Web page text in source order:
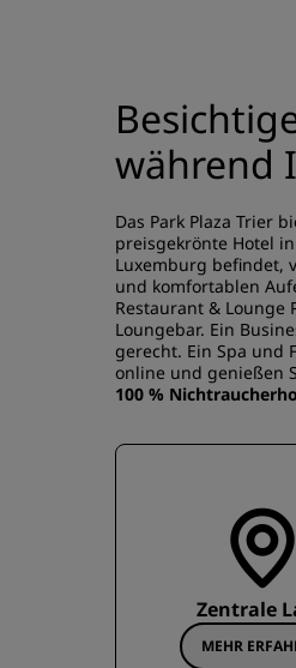
während
Das Park Plaza Trier
preisgekrönte Hotel
Luxemburg befindet,
und komfortablen
Restaurant & Lounge
Loungebar. Ein
gerecht. Ein Spa und
online und genießen
100 %
Zentrale
MEHR